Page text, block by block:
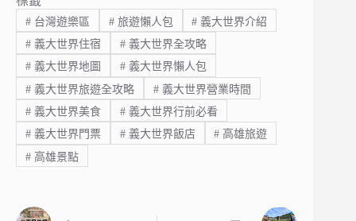
#台灣遊樂區 #旅遊懶人包 # 義大世界介紹
#義大世界住宿 #義大世界全攻略
#義大世界地圖 #義大世界懶人包
#義大世界旅遊全攻略 #義大世界營業時間
#義大世界美食 #義大世界行前必看
#義大世界門票 #義大世界飯店 # 高雄旅遊
#高雄景點